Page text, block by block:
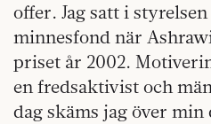
offer. Jag satt i
minnesfond när
priset år 2002.
en fredsaktivist och
dag skäms jag över